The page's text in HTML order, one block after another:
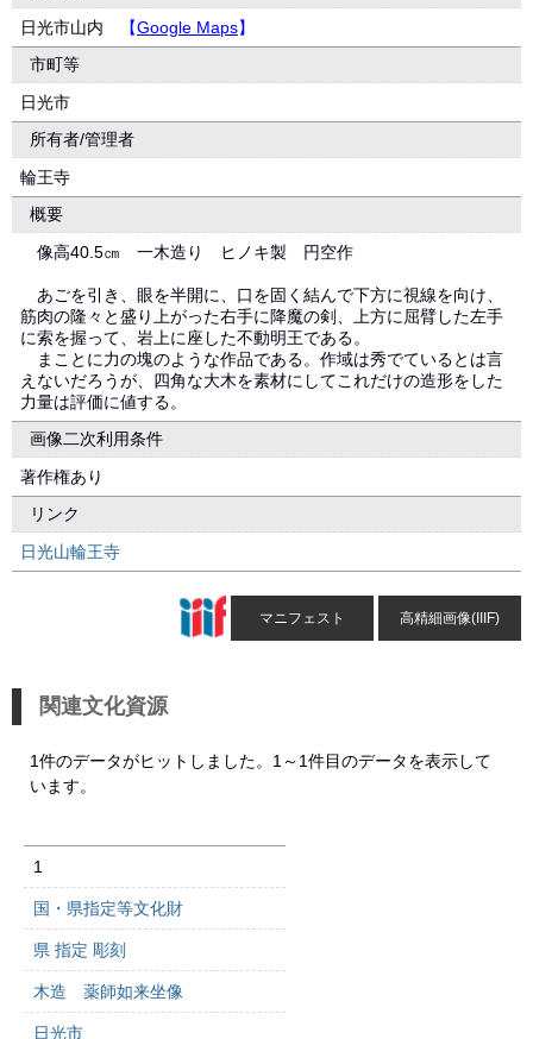
日光市山内
【Google Maps】
市町等
日光市
所有者/管理者
輪王寺
概要
像高40.5㎝ 一木造り ヒノキ製 円空作
あごを引き、眼を半開に、口を固く結んで下方に視線を向け、
筋肉の隆々と盛り上がった右手に降魔の剣、上方に屈臂した左手
に索を握って、岩上に座した不動明王である。
まことに力の塊のような作品である。作域は秀でているとは言
えないだろうが、四角な大木を素材にしてこれだけの造形をした
力量は評価に値する。
画像二次利用条件
著作権あり
リンク
日光山輪王寺
マニフェスト 高精細画像(IIIF)
関連文化資源
1件のデータがヒットしました。1～1件目のデータを表示して
います。
1
国・県指定等文化財
県 指定 彫刻
木造 薬師如来坐像
日光市